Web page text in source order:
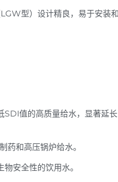
型）设计精良，易于安装
SDI值的高质量给水，显著延
和高压锅炉给水。
安全性的饮用水。